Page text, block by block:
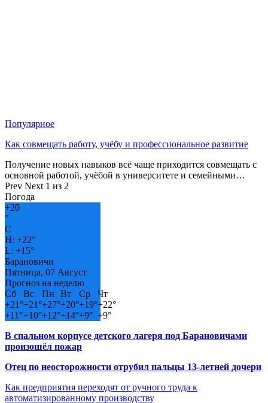
Популярное
Как совмещать работу, учёбу и профессиональное развитие
Получение новых навыков всё чаще приходится совмещать с
основной работой, учёбой в университете и семейными…
Prev Next 1 из 2
Погода
+20
°
C
H: +22°
L: +15°
Барановичи
Пятница, 07 Август
Прогноз на неделю
Сб
Вс Пн Вт Ср
Чт
+21°+21°+27°+20°+19°+22°
+11°+10°+12°+14°+9° +9°
В спальном корпусе детского лагеря под Барановичами
произошёл пожар
Отец по неосторожности отрубил пальцы 13-летней дочери
Как предприятия переходят от ручного труда к
автоматизированному производству